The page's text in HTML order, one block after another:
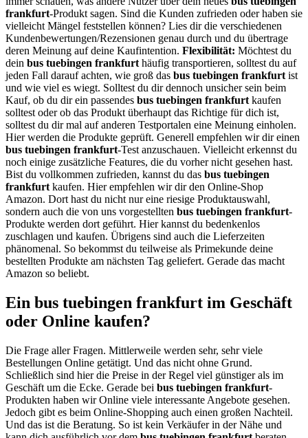
frankfurt-Produkt sagen. Sind die Kunden zufrieden oder haben sie
vielleicht Mängel feststellen können? Lies dir die verschiedenen
Kundenbewertungen/Rezensionen genau durch und du übertrage
deren Meinung auf deine Kaufintention. Flexibilität: Möchtest du
dein bus tuebingen frankfurt häufig transportieren, solltest du auf
jeden Fall darauf achten, wie groß das bus tuebingen frankfurt ist
und wie viel es wiegt. Solltest du dir dennoch unsicher sein beim
Kauf, ob du dir ein passendes bus tuebingen frankfurt kaufen
solltest oder ob das Produkt überhaupt das Richtige für dich ist,
solltest du dir mal auf anderen Testportalen eine Meinung einholen.
Hier werden die Produkte geprüft. Generell empfehlen wir dir einen
bus tuebingen frankfurt-Test anzuschauen. Vielleicht erkennst du
noch einige zusätzliche Features, die du vorher nicht gesehen hast.
Bist du vollkommen zufrieden, kannst du das bus tuebingen
frankfurt kaufen. Hier empfehlen wir dir den Online-Shop
Amazon. Dort hast du nicht nur eine riesige Produktauswahl,
sondern auch die von uns vorgestellten bus tuebingen frankfurt-
Produkte werden dort geführt. Hier kannst du bedenkenlos
zuschlagen und kaufen. Übrigens sind auch die Lieferzeiten
phänomenal. So bekommst du teilweise als Primekunde deine
bestellten Produkte am nächsten Tag geliefert. Gerade das macht
Amazon so beliebt.
Ein bus tuebingen frankfurt im Geschäft
oder Online kaufen?
Die Frage aller Fragen. Mittlerweile werden sehr, sehr viele
Bestellungen Online getätigt. Und das nicht ohne Grund.
Schließlich sind hier die Preise in der Regel viel günstiger als im
Geschäft um die Ecke. Gerade bei bus tuebingen frankfurt-
Produkten haben wir Online viele interessante Angebote gesehen.
Jedoch gibt es beim Online-Shopping auch einen großen Nachteil.
Und das ist die Beratung. So ist kein Verkäufer in der Nähe und